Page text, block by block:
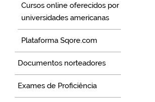
Cursos online oferecidos por
universidades americanas
Plataforma Sqore.com
Documentos norteadores
Exames de Proficiência